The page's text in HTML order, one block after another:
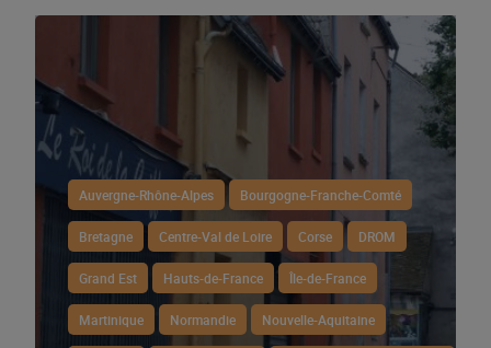
Auvergne-Rhône-Alpes Bourgogne-Franche-Comté
Bretagne Centre-Val de Loire Corse DROM
Grand Est Hauts-de-France Île-de-France
Martinique Normandie Nouvelle-Aquitaine